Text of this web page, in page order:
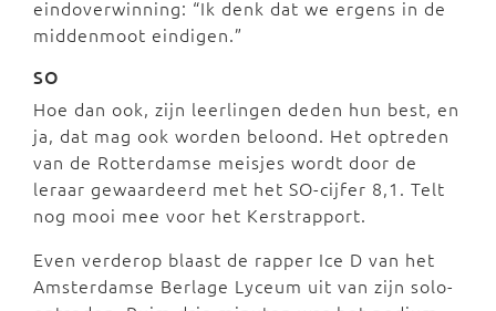
eindoverwinning: “Ik denk dat we ergens in de
middenmoot eindigen.”
SO
Hoe dan ook, zijn leerlingen deden hun best, en
ja, dat mag ook worden beloond. Het optreden
van de Rotterdamse meisjes wordt door de
leraar gewaardeerd met het SO-cijfer 8,1. Telt
nog mooi mee voor het Kerstrapport.
Even verderop blaast de rapper Ice D van het
Amsterdamse Berlage Lyceum uit van zijn solo-